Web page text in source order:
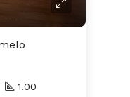
1.00